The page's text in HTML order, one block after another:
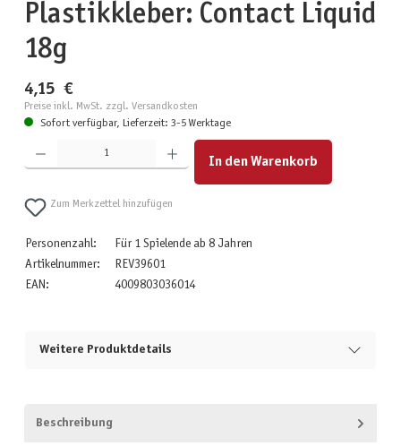
Plastikkleber: Contact Liquid
18g
4,15 €
Preise inkl. MwSt. zzgl. Versandkosten
Sofort verfügbar, Lieferzeit: 3-5 Werktage
Produkt Anzahl: Gib den gewünschten Wert ein oder benutze die Schaltflächen um die Anzahl zu
In den Warenkorb
Zum Merkzettel hinzufügen
Personenzahl:
Für 1 Spielende ab 8 Jahren
Artikelnummer:
REV39601
EAN:
4009803036014
Weitere Produktdetails
Beschreibung